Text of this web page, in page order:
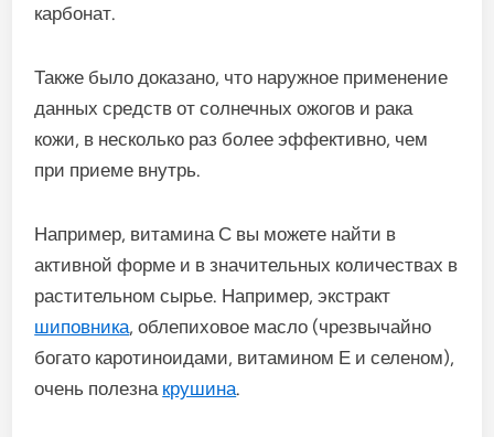
карбонат.
Также было доказано, что наружное применение
данных средств от солнечных ожогов и рака
кожи, в несколько раз более эффективно, чем
при приеме внутрь.
Например, витамина С вы можете найти в
активной форме и в значительных количествах в
растительном сырье. Например, экстракт
шиповника, облепиховое масло (чрезвычайно
богато каротиноидами, витамином Е и селеном),
очень полезна крушина.